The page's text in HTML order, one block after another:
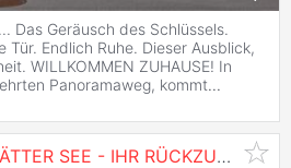
Das Geräusch des Schlüssels.
Tür. Endlich Ruhe. Dieser Ausblick,
WILLKOMMEN ZUHAUSE! In
Panoramaweg, kommt...
WOHNEN AM MILLSTÄTTER SEE - IHR RÜCKZUGSORT INMITTEN VON RUHE UND LEBENSFREUDE!